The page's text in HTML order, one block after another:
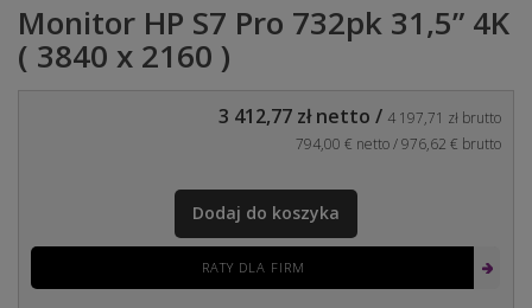
Monitor HP S7 Pro 732pk 31,5” 4K
( 3840 x 2160 )
3 412,77 złnetto / 4 197,71 zł brutto
794,00 € netto /976,62 € brutto
Dodaj do koszyka
RATY DLA FIRM